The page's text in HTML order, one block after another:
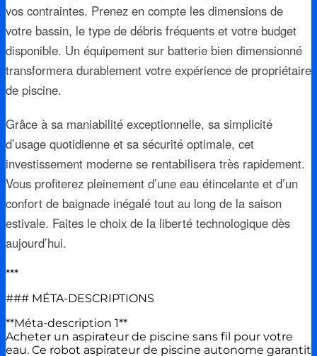
vos contraintes. Prenez en compte les dimensions de
votre bassin, le type de débris fréquents et votre budget
disponible. Un équipement sur batterie bien dimensionné
transformera durablement votre expérience de propriétaire
de piscine.
Grâce à sa maniabilité exceptionnelle, sa simplicité
d’usage quotidienne et sa sécurité optimale, cet
investissement moderne se rentabilisera très rapidement.
Vous profiterez pleinement d’une eau étincelante et d’un
confort de baignade inégalé tout au long de la saison
estivale. Faites le choix de la liberté technologique dès
aujourd’hui.
***
### MÉTA-DESCRIPTIONS
**Méta-description 1**
Acheter un aspirateur de piscine sans fil pour votre
eau. Ce robot aspirateur de piscine autonome garantit